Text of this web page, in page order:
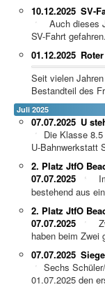
SV-
10.12.2025
Auch dieses
SV-Fahrt
01.12.2025
Seit vielen
Bestandteil des
Juli 2025
U
07.07.2025
Die Klasse
U-Bahnwerkstatt
2. Platz JtfO
07.07.2025
bestehend aus
2. Platz JtfO
07.07.2025
haben beim Zwei
07.07.2025
Sechs
01.07.2025 den